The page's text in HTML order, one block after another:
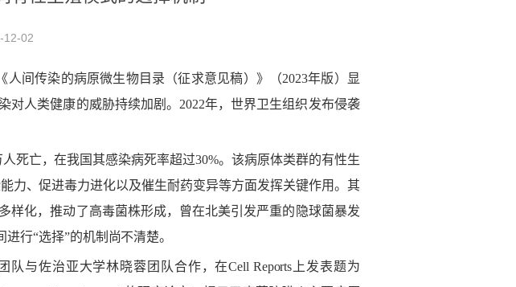
12-02
间传染的病原微生物目录（征求意见稿）》（2023年版）显
对人类健康的威胁持续加剧。 2022年，世界卫生组织发布侵袭
死亡，在我国其感染病死率超过30%。该病原体类群的有性生
力、促进毒力进化以及催生耐药变异等方面发挥关键作用。其
样化，推动了高毒菌株形成，曾在北美引发严重的隐球菌暴发
进行“选择”的机制尚不清楚。
队与佐治亚大学林晓蓉团队合作，在Cell Reports 上发表题为